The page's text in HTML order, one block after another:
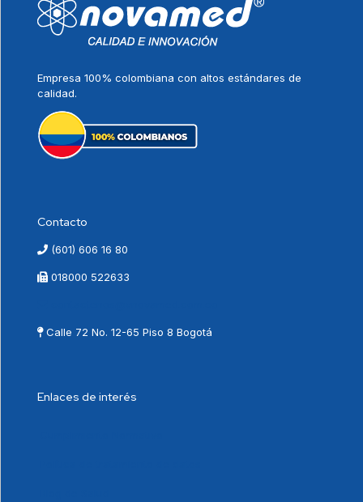
Empresa 100% colombiana con altos estándares de
calidad.
Contacto
(601) 606 16 80
018000 522633
Calle 72 No. 12-65 Piso 8 Bogotá
Enlaces de interés